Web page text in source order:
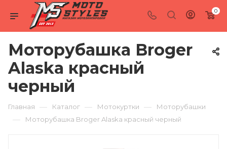
0
Моторубашка Broger
Alaska красный
черный
Главная — Каталог — Мотокуртки — Моторубашки
— Моторубашка Broger Alaska красный черный